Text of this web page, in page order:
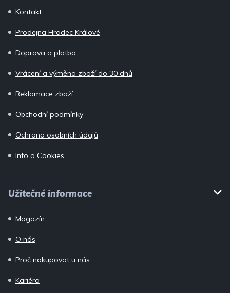
Kontakt
Prodejna Hradec Králové
Doprava a platba
Vrácení a výměna zboží do 30 dnů
Reklamace zboží
Obchodní podmínky
Ochrana osobních údajů
Info o Cookies
Užitečné informace
Magazín
O nás
Proč nakupovat u nás
Kariéra